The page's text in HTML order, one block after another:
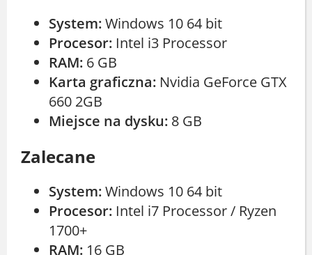
System:Windows 10 64 bit
Procesor: Intel i3 Processor
RAM: 6 GB
Karta graficzna: Nvidia GeForce GTX
660 2GB
Miejsce na dysku: 8 GB
Zalecane
System:Windows 10 64 bit
Procesor: Intel i7 Processor / Ryzen
1700+
RAM: 16 GB